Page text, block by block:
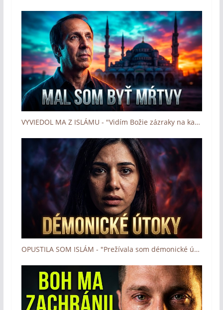
VYVIEDOL MA Z ISLÁMU - "Vidím Božie zázraky na každom kroku" (Boh zázrakov - Človek a dotyk Lásky)
OPUSTILA SOM ISLÁM - "Prežívala som démonické útoky" (Boh zázrakov - Človek a dotyk Lásky)